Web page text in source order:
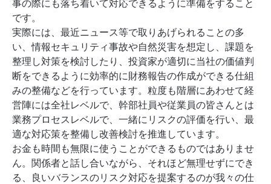
事の際にも落ち着いて対応できるように準備をすること
です。
実際には、最近ニュース等で取りあげられることの多
い、情報セキュリティ事故や自然災害を想定し、課題を
整理し対策を検討したり、投資家が適切に当社の価値判
断をできるように効率的に財務報告の作成ができる仕組
みの整備などを行っています。粒度も階層にあわせて経
営陣には全社レベルで、幹部社員や従業員の皆さんとは
業務プロセスレベルで、一緒にリスクの評価を行い、最
適な対応策を整備し改善検討を推進しています。
お金も時間も無限に使うことができるものではありませ
ん。関係者と話し合いながら、それほど無理せずにでき
る、良いバランスのリスク対応を提案するのが我々の仕